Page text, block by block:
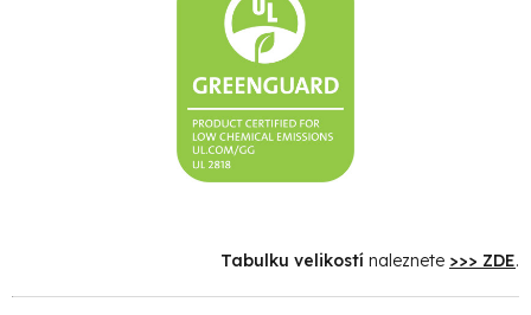
Tabulku velikostí naleznete >>> ZDE.